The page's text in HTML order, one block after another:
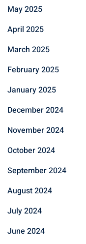
May 2025
April 2025
March 2025
February 2025
January 2025
December 2024
November 2024
October 2024
September 2024
August 2024
July 2024
June 2024